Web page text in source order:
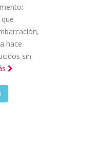
hace
sin